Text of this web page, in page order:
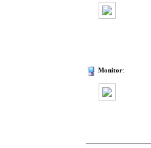
Monitor: